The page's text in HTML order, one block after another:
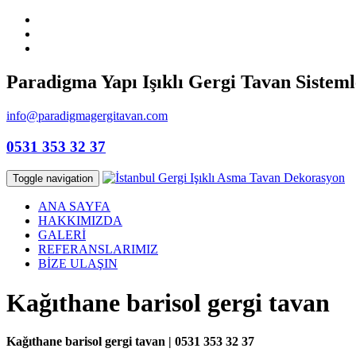
Paradigma Yapı Işıklı Gergi Tavan
info@paradigmagergitavan.com
0531 353 32 37
Toggle navigation
ANA SAYFA
HAKKIMIZDA
GALERİ
REFERANSLARIMIZ
BİZE ULAŞIN
Kağıthane barisol gergi tavan
Kağıthane barisol gergi tavan | 0531 353 32 37